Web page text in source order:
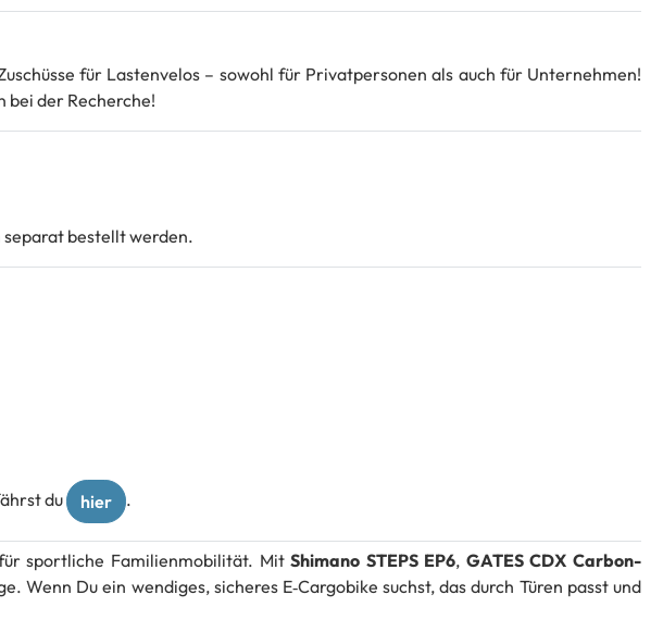
für Lastenvelos – sowohl für Privatpersonen als auch für Unternehmen!
bei der Recherche!
separat bestellt werden.
du hier .
sportliche Familienmobilität. MitShimano STEPS EP6, GATES CDX Carbon-
Du ein wendiges, sicheres E‑Cargobike suchst, das durch Türen passt und